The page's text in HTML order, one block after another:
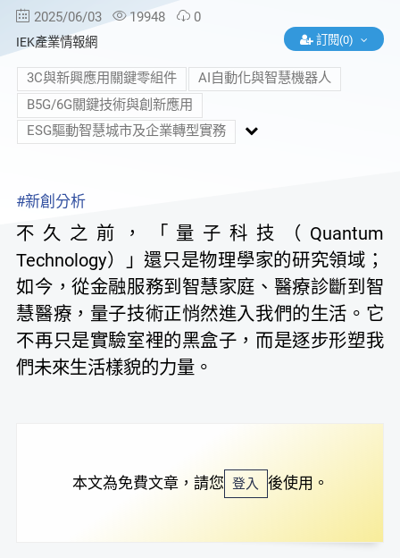
2025/06/03 19948 0
IEK產業情報網 訂閱(0)
3C與新興應用關鍵零組件
AI自動化與智慧機器人
B5G/6G關鍵技術與創新應用
ESG驅動智慧城市及企業轉型實務
#新創分析
不久之前，「量子科技（Quantum
Technology）」還只是物理學家的研究領域；
如今，從金融服務到智慧家庭、醫療診斷到智
慧醫療，量子技術正悄然進入我們的生活。它
不再只是實驗室裡的黑盒子，而是逐步形塑我
們未來生活樣貌的力量。
本文為免費文章，請您 登入 後使用。